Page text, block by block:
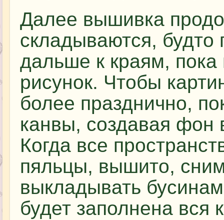
Далее вышивка
складываются, будто
дальше к краям, пока
рисунок. Чтобы
более празднично,
канвы, создавая фон
Когда все
пяльцы, вышито,
выкладывать
будет заполнена вся